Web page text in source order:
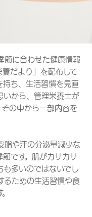
節に合わせた健康情報
だより」を配布して
持ち、生活習慣を見直
いから、管理栄養士が
の中から一部内容を
脂や汗の分泌量減少な
です。肌がカサカサ
も多いのではないでし
るための生活習慣や食